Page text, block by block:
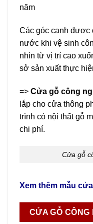
năm
Các góc cạnh được
nước khi vệ sinh
nhìn từ vị trí cao
sở sản xuất thực
=> Cửa gỗ công
lắp cho cửa thông
trình có nội thất gỗ
chi phí.
Cửa gỗ
Xem thêm mẫu
CỬA GỖ